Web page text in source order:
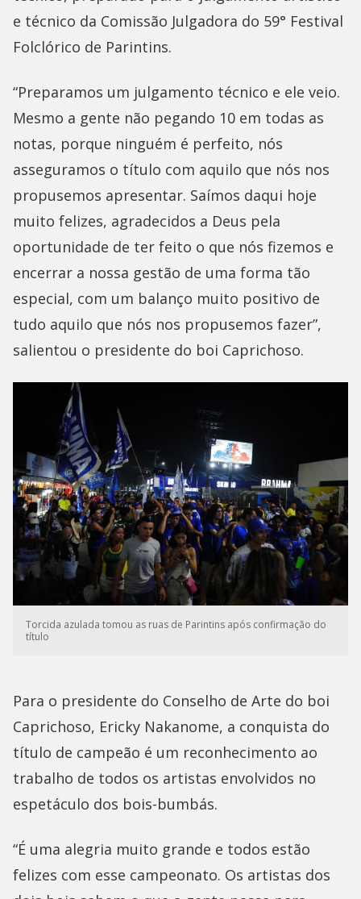
e técnico da Comissão Julgadora do 59° Festival
Folclórico de Parintins.
“Preparamos um julgamento técnico e ele veio.
Mesmo a gente não pegando 10 em todas as
notas, porque ninguém é perfeito, nós
asseguramos o título com aquilo que nós nos
propusemos apresentar. Saímos daqui hoje
muito felizes, agradecidos a Deus pela
oportunidade de ter feito o que nós fizemos e
encerrar a nossa gestão de uma forma tão
especial, com um balanço muito positivo de
tudo aquilo que nós nos propusemos fazer”,
salientou o presidente do boi Caprichoso.
Torcida azulada tomou as ruas de Parintins após confirmação do
título
Para o presidente do Conselho de Arte do boi
Caprichoso, Ericky Nakanome, a conquista do
título de campeão é um reconhecimento ao
trabalho de todos os artistas envolvidos no
espetáculo dos bois-bumbás.
“É uma alegria muito grande e todos estão
felizes com esse campeonato. Os artistas dos